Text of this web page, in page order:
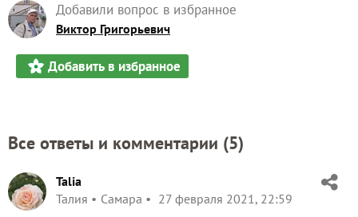
Добавили вопрос в избранное
Виктор Григорьевич
Добавить в избранное
Все ответы и комментарии (5)
Talia
Талия
Самара 27 февраля 2021, 22:59